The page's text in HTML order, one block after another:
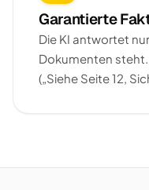
Garantierte
Die KI antwortet
Dokumenten
(„Siehe Seite 12,